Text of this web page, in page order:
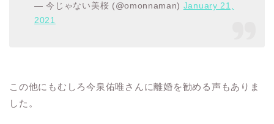
— 今じゃない美桜 (@omonnaman) January 21,
2021
この他にもむしろ今泉佑唯さんに離婚を勧める声もありま
した。